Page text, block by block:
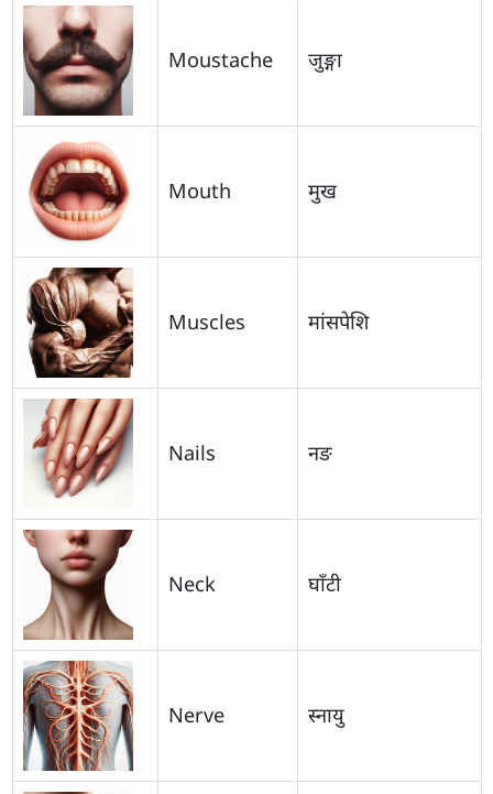
Moustache जुङ्गा
Mouth मुख
Muscles मांसपेशि
Nails नङ
Neck घाँटी
Nerve स्नायु